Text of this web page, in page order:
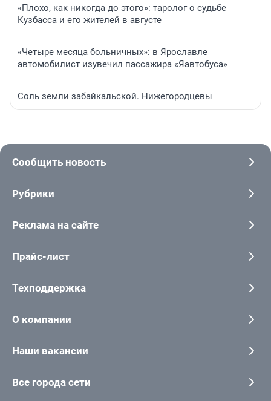
«Плохо, как никогда до этого»: таролог о судьбе
Кузбасса и его жителей в августе
«Четыре месяца больничных»: в Ярославле
автомобилист изувечил пассажира «Яавтобуса»
Соль земли забайкальской. Нижегородцевы
Сообщить новость
Рубрики
Реклама на сайте
Прайс-лист
Техподдержка
О компании
Наши вакансии
Все города сети